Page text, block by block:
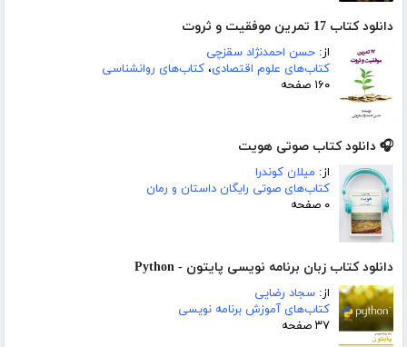
دانلود کتاب 17 تمرین موفقیت و ثروت
از: حسن احمدنژاد سقزچی
کتاب‌های علوم اقتصادی، کتاب‌های روانشناسی
۱۶۰ صفحه
🎧 دانلود کتاب صوتی هویت
از: میلان کوندرا
کتاب‌های صوتی رایگان داستان و رمان
۰ صفحه
دانلود کتاب زبان برنامه نویسی پایتون - Python
از: سجاد رضایی
کتاب‌های آموزش برنامه نویسی
۳۷ صفحه